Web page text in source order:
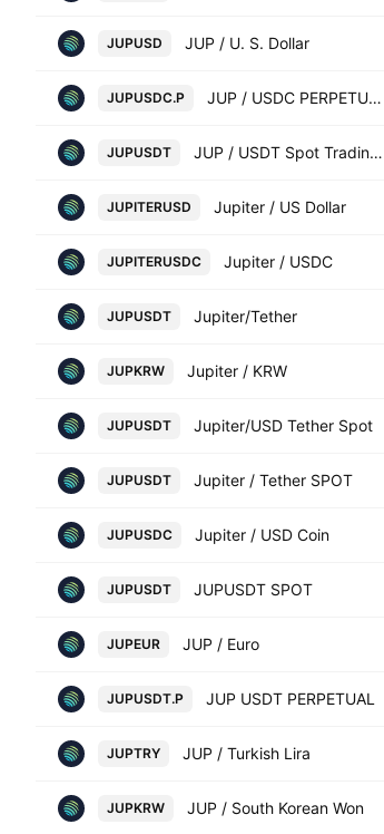
JUPUSD JUP / U. S. Dollar
JUPUSDC.P JUP / USDC PERPETUAL CONTRACT
JUPUSDT JUP / USDT Spot Trading Pair
JUPITERUSD Jupiter / US Dollar
JUPITERUSDC Jupiter / USDC
JUPUSDT Jupiter/Tether
JUPKRW Jupiter / KRW
JUPUSDT Jupiter/USD Tether Spot
JUPUSDT Jupiter / Tether SPOT
JUPUSDC Jupiter / USD Coin
JUPUSDT JUPUSDT SPOT
JUPEUR JUP / Euro
JUPUSDT.P JUP USDT PERPETUAL
JUPTRY JUP / Turkish Lira
JUPKRW JUP / South Korean Won